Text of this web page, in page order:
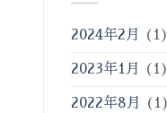
2024年2月 (1)
2023年1月 (1)
2022年8月 (1)